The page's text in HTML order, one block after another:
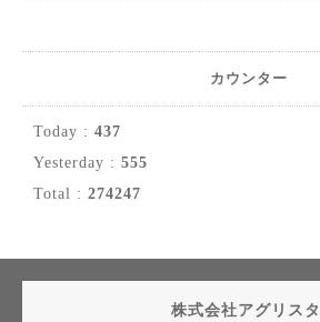
カウンター
Today : 437
Yesterday : 555
Total : 274247
株式会社アグリスタ